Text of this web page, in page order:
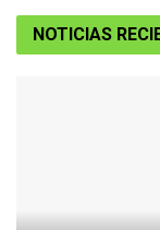
NOTICIAS